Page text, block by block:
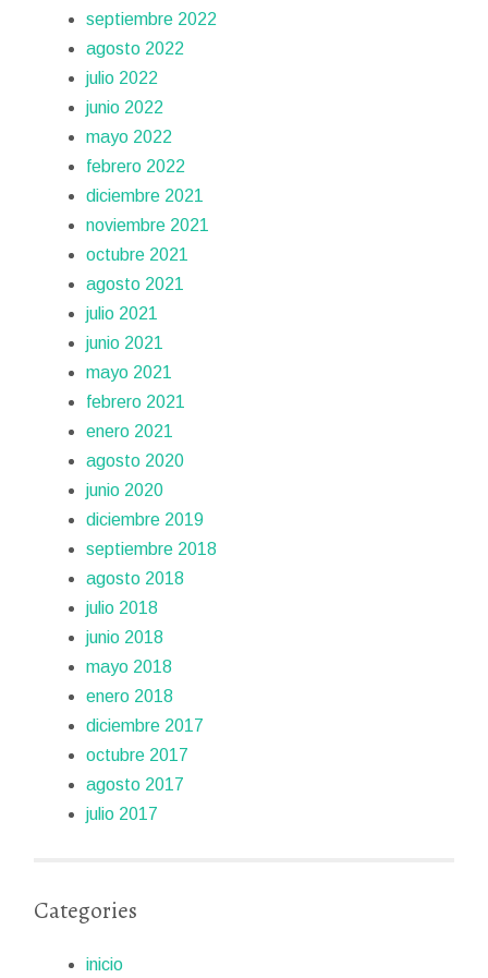
septiembre 2022
agosto 2022
julio 2022
junio 2022
mayo 2022
febrero 2022
diciembre 2021
noviembre 2021
octubre 2021
agosto 2021
julio 2021
junio 2021
mayo 2021
febrero 2021
enero 2021
agosto 2020
junio 2020
diciembre 2019
septiembre 2018
agosto 2018
julio 2018
junio 2018
mayo 2018
enero 2018
diciembre 2017
octubre 2017
agosto 2017
julio 2017
Categories
inicio